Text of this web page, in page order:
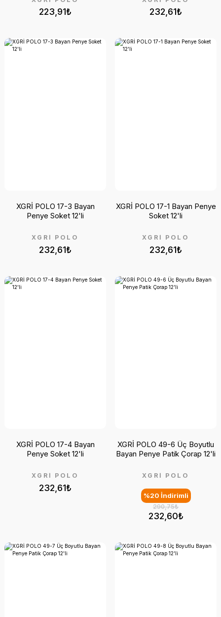
223,91₺ 232,61₺
232,61₺
XGRİ POLO
XGRİ POLO 17-3 Bayan
Penye Soket 12'li
232,61₺
XGRİ POLO
XGRİ POLO 17-1 Bayan Penye
Soket 12'li
232,61₺
XGRİ POLO
XGRİ POLO 17-4 Bayan
Penye Soket 12'li
232,60₺
290,75₺
%20 İndirimli
XGRİ POLO
XGRİ POLO 49-6 Üç Boyutlu
Bayan Penye Patik Çorap 12'li